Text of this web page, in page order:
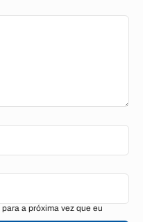
a próxima vez que eu